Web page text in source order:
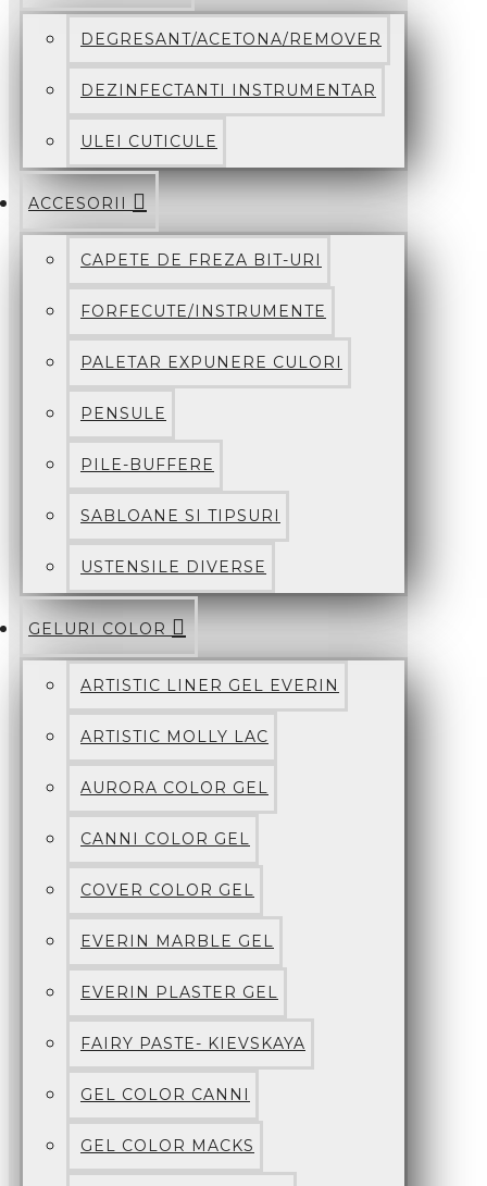
DEGRESANT/ACETONA/REMOVER
DEZINFECTANTI INSTRUMENTAR
ULEI CUTICULE
ACCESORII
CAPETE DE FREZA BIT-URI
FORFECUTE/INSTRUMENTE
PALETAR EXPUNERE CULORI
PENSULE
PILE-BUFFERE
SABLOANE SI TIPSURI
USTENSILE DIVERSE
GELURI COLOR
ARTISTIC LINER GEL EVERIN
ARTISTIC MOLLY LAC
AURORA COLOR GEL
CANNI COLOR GEL
COVER COLOR GEL
EVERIN MARBLE GEL
EVERIN PLASTER GEL
FAIRY PASTE- KIEVSKAYA
GEL COLOR CANNI
GEL COLOR MACKS